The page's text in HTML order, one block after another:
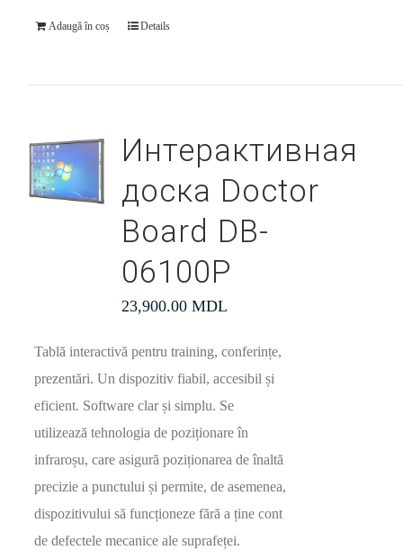
Adaugă în coș Details
Интерактивная
доска Doctor
Board DB-
06100P
23,900.00 MDL
Tablă interactivă pentru training, conferințe,
prezentări. Un dispozitiv fiabil, accesibil și
eficient. Software clar și simplu. Se
utilizează tehnologia de poziționare în
infraroșu, care asigură poziționarea de înaltă
precizie a punctului și permite, de asemenea,
dispozitivului să funcționeze fără a ține cont
de defectele mecanice ale suprafeței.